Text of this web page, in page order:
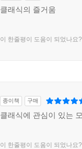
클래식의 즐거움
이 한줄평이 도움이 되었나요?
종이책 구매
클래식에 관심이 있는
이 한줄평이 도움이 되었나요?